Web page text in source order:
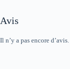
Avis
Il n’y a pas encore d’avis.